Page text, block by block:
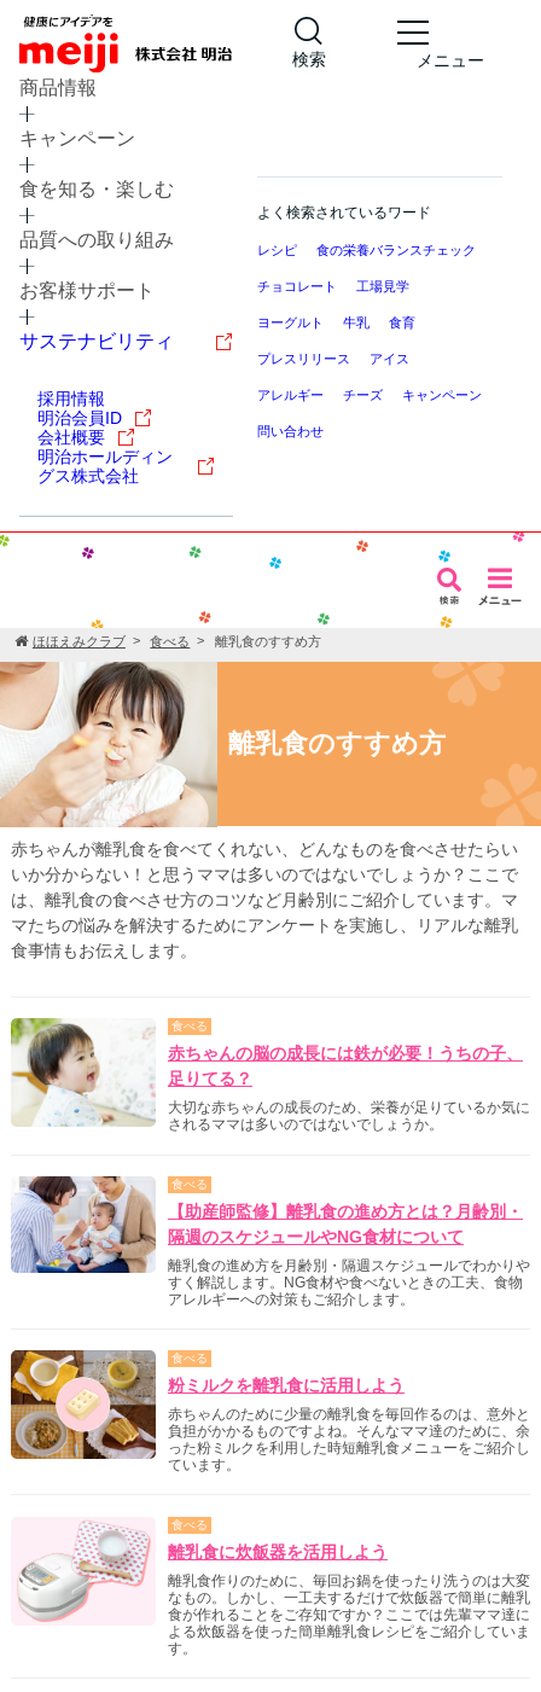
検索 メニュー
商品情報
キャンペーン
食を知る・楽しむ
品質への取り組み
お客様サポート
サステナビリティ
採用情報
明治会員ID
会社概要
明治ホールディン
グス株式会社
よく検索されているワード
レシピ 食の栄養バランスチェック
チョコレート 工場見学
ヨーグルト 牛乳 食育
プレスリリース アイス
アレルギー チーズ キャンペーン
問い合わせ
ほほえみクラブ 食べる 離乳食のすすめ方
離乳食のすすめ方
赤ちゃんが離乳食を食べてくれない、どんなものを食べさせたらい
いか分からない！と思うママは多いのではないでしょうか？ここで
は、離乳食の食べさせ方のコツなど月齢別にご紹介しています。マ
マたちの悩みを解決するためにアンケートを実施し、リアルな離乳
食事情もお伝えします。
食べる
赤ちゃんの脳の成長には鉄が必要！うちの子、
足りてる？
大切な赤ちゃんの成長のため、栄養が足りているか気に
されるママは多いのではないでしょうか。
食べる
【助産師監修】離乳食の進め方とは？月齢別・
隔週のスケジュールやNG食材について
離乳食の進め方を月齢別・隔週スケジュールでわかりや
すく解説します。NG食材や食べないときの工夫、食物
アレルギーへの対策もご紹介します。
食べる
粉ミルクを離乳食に活用しよう
赤ちゃんのために少量の離乳食を毎回作るのは、意外と
負担がかかるものですよね。そんなママ達のために、余
った粉ミルクを利用した時短離乳食メニューをご紹介し
ています。
食べる
離乳食に炊飯器を活用しよう
離乳食作りのために、毎回お鍋を使ったり洗うのは大変
なもの。しかし、一工夫するだけで炊飯器で簡単に離乳
食が作れることをご存知ですか？ここでは先輩ママ達に
よる炊飯器を使った簡単離乳食レシピをご紹介していま
す。